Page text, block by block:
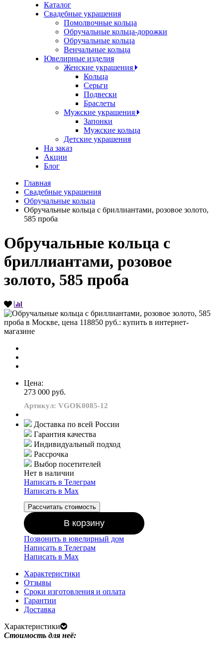
Каталог
Свадебные украшения
Помолвочные кольца
Обручальные кольца-дорожки
Обручальные кольца
Венчальные кольца
Ювелирные изделия
Женские украшения
Кольца
Серьги
Подвески
Браслеты
Мужские украшения
Запонки
Мужские кольца
Детские украшения
На заказ
Акции
Блог
Главная
Свадебные украшения
Обручальные кольца
Обручальные кольца с бриллиантами, розовое золото,
585 проба
Обручальные кольца с
бриллиантами, розовое
золото, 585 проба
Цена:
273 000 руб.
Артикул: VGOK0085-12
Доставка по всей России
Гарантия качества
Индивидуальный подход
Рассрочка
Выбор посетителей
Нет в наличии
Написать в Телеграм
Написать в Мах
Рассчитать стоимость
В корзину
Позвонить в ювелирный дом
Написать в Телеграм
Написать в Мах
Характеристики
Отзывы
Сроки изготовления и оплата
Гарантии
Доставка
Характеристики
Стоимость для неё: